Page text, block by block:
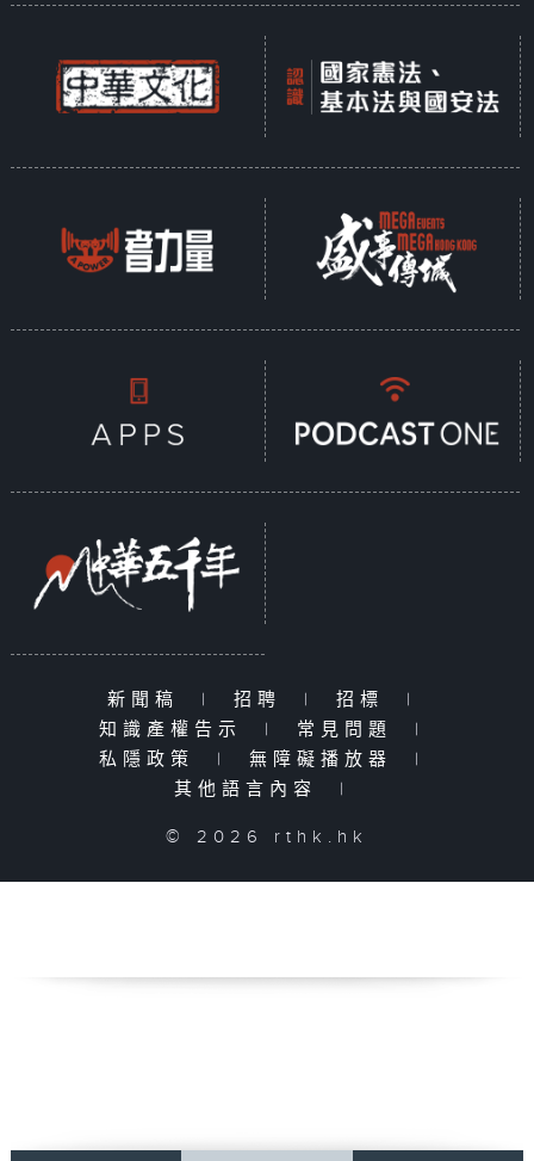
新聞稿 | 招聘 | 招標
|
知識產權告示
| 常見問題
|
私隱政策
| 無障礙播放器
|
其他語言內容
|
© 2026 rthk.hk